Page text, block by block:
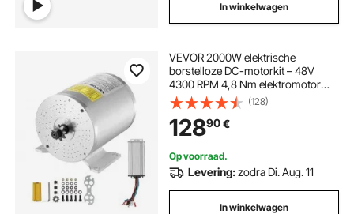
In winkelwagen
VEVOR 2000W elektrische
borstelloze DC-motorkit – 48V
4300 RPM 4,8 Nm elektromotor
met verbeterde snelheidsregelaar,
ideaal voor skelters, e-bikes,
motorfietsen en scooters
(128)
12890€
Op voorraad.
Levering:zodra Di. Aug. 11
In winkelwagen